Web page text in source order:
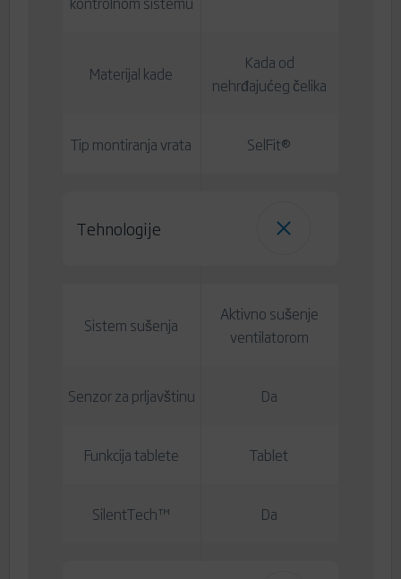
Materijal kade
Kada od
nehrđajućeg čelika
Tip montiranja vrata SelFit®
Tehnologije
Sistem sušenja
Aktivno sušenje
ventilatorom
Senzor za prljavštinu Da
Funkcija tablete Tablet
SilentTech™ Da